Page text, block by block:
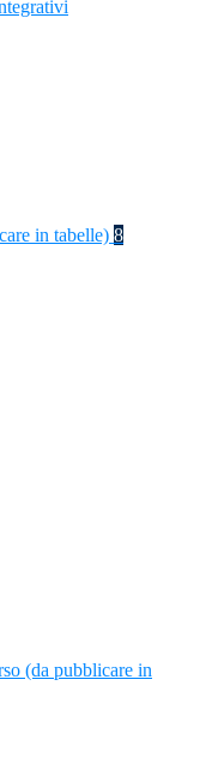
in tabelle) 8
(da pubblicare in